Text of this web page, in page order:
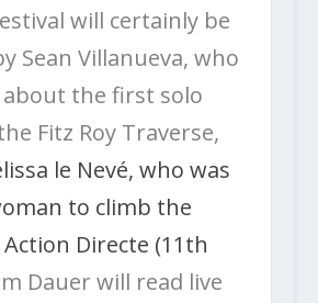
will certainly be
Sean Villanueva, who
the first solo
Fitz Roy Traverse,
le Nevé, who was
to climb the
Directe (11th
Dauer will read live